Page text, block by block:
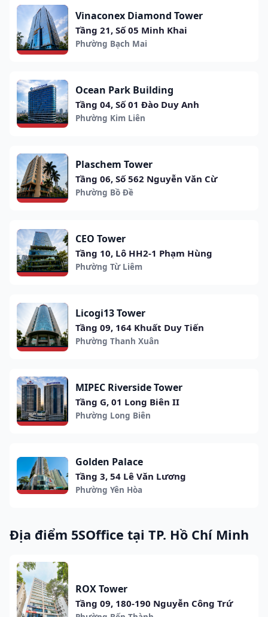
Vinaconex Diamond Tower
Tầng 21, Số 05 Minh Khai
Phường Bạch Mai
Ocean Park Building
Tầng 04, Số 01 Đào Duy Anh
Phường Kim Liên
Plaschem Tower
Tầng 06, Số 562 Nguyễn Văn Cừ
Phường Bồ Đề
CEO Tower
Tầng 10, Lô HH2-1 Phạm Hùng
Phường Từ Liêm
Licogi13 Tower
Tầng 09, 164 Khuất Duy Tiến
Phường Thanh Xuân
MIPEC Riverside Tower
Tầng G, 01 Long Biên II
Phường Long Biên
Golden Palace
Tầng 3, 54 Lê Văn Lương
Phường Yên Hòa
Địa điểm 5SOffice tại TP. Hồ Chí Minh
ROX Tower
Tầng 09, 180-190 Nguyễn Công Trứ